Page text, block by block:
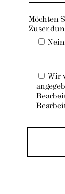
Möchten
Nein
Wir